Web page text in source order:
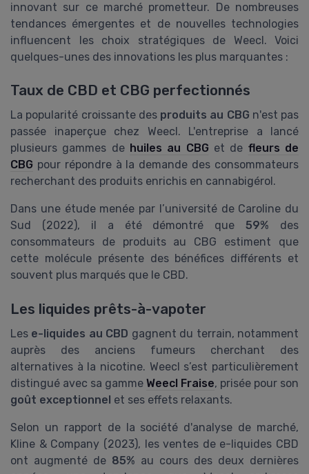
innovant sur ce marché prometteur. De nombreuses
tendances émergentes et de nouvelles technologies
influencent les choix stratégiques de Weecl. Voici
quelques-unes des innovations les plus marquantes :
Taux de CBD et CBG perfectionnés
La popularité croissante des produits au CBG n'est pas
passée inaperçue chez Weecl. L'entreprise a lancé
plusieurs gammes de huiles au CBG et de fleurs de
CBG pour répondre à la demande des consommateurs
recherchant des produits enrichis en cannabigérol.
Dans une étude menée par l’université de Caroline du
Sud (2022), il a été démontré que59% des
consommateurs de produits au CBG estiment que
cette molécule présente des bénéfices différents et
souvent plus marqués que le CBD.
Les liquides prêts-à-vapoter
Les e-liquides au CBD gagnent du terrain, notamment
auprès des anciens fumeurs cherchant des
alternatives à la nicotine. Weecl s’est particulièrement
distingué avec sa gamme Weecl Fraise, prisée pour son
goût exceptionnel et ses effets relaxants.
Selon un rapport de la société d'analyse de marché,
Kline & Company (2023), les ventes de e-liquides CBD
ont augmenté de 85% au cours des deux dernières